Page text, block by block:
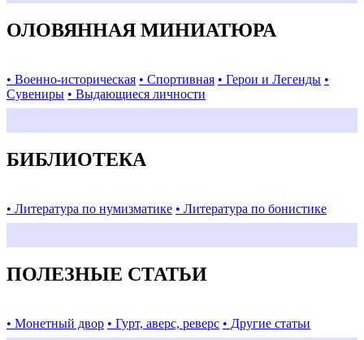
ОЛОВЯННАЯ МИНИАТЮРА
• Военно-историческая • Спортивная • Герои и Легенды •
Сувениры • Выдающиеся личности
БИБЛИОТЕКА
• Литература по нумизматике • Литература по бонистике
ПОЛЕЗНЫЕ СТАТЬИ
• Монетный двор • Гурт, аверс, реверс • Другие статьи